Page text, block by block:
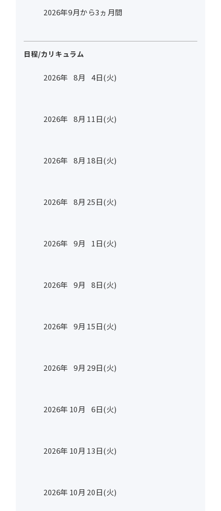
2026年9月から3ヵ月間
日程/カリキュラム
2026年 8月 4日(火)
2026年 8月 11日(火)
2026年 8月 18日(火)
2026年 8月 25日(火)
2026年 9月 1日(火)
2026年 9月 8日(火)
2026年 9月 15日(火)
2026年 9月 29日(火)
2026年 10月 6日(火)
2026年 10月 13日(火)
2026年 10月 20日(火)